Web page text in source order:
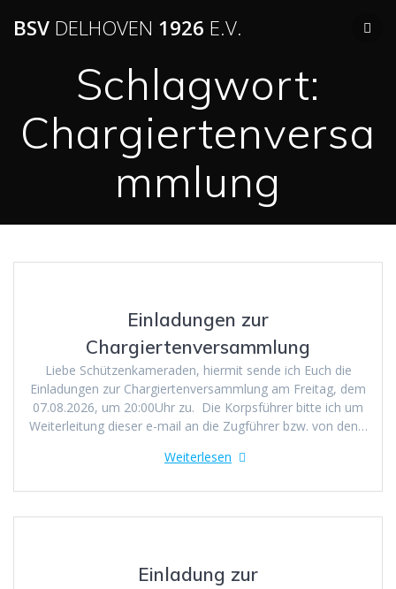
Inhalt
BSV DELHOVEN 1926 E.V.
Schlagwort:
Chargiertenversa
mmlung
Einladungen zur
Chargiertenversammlung
Liebe Schützenkameraden, hiermit sende ich Euch die
Einladungen zur Chargiertenversammlung am Freitag, dem
07.08.2026, um 20:00Uhr zu. Die Korpsführer bitte ich um
Weiterleitung dieser e-mail an die Zugführer bzw. von den…
Weiterlesen
Einladung zur